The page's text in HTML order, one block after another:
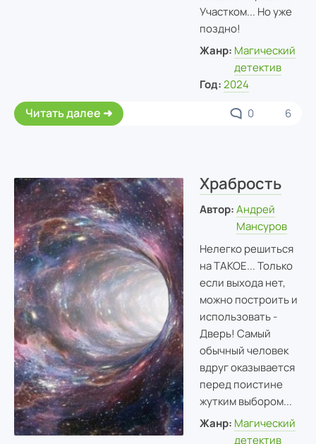
Участком... Но уже
поздно!
Жанр: Магический
детектив
Год: 2024
Читать далее 0 6
Храбрость
Автор: Андрей
Мансуров
Нелегко решиться
на ТАКОЕ... Только
если выхода нет,
можно построить и
использовать -
Дверь! Самый
обычный человек
вдруг оказывается
перед поистине
жутким выбором...
Жанр: Магический
детектив